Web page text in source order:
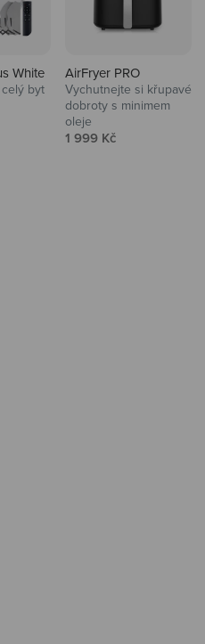
White
byt
AirFryer PRO
Vychutnejte si křupavé
dobroty s minimem
oleje
Prodejní cena
1 999 Kč
ti